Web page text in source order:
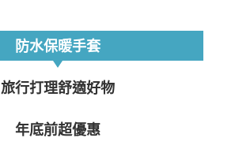
防水保暖手套
旅行打理舒適好物
年底前超優惠